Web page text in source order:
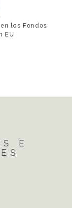
los Fondos
EU
E